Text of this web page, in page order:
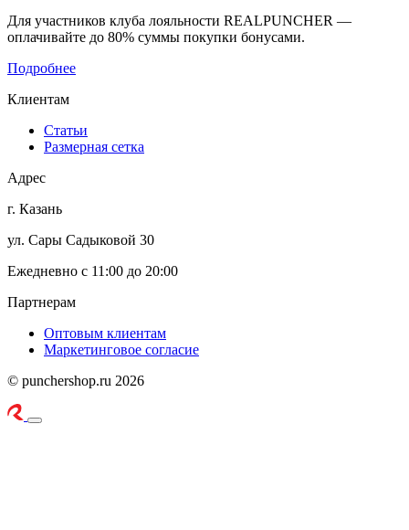
Для участников клуба лояльности REALPUNCHER —
оплачивайте до 80% суммы покупки бонусами.
Подробнее
Клиентам
Статьи
Размерная сетка
Адрес
г. Казань
ул. Сары Садыковой 30
Ежедневно с 11:00 до 20:00
Партнерам
Оптовым клиентам
Маркетинговое согласие
© punchershop.ru 2026